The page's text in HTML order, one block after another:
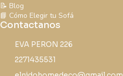
📝 Blog
📘 Cómo Elegir tu Sofá
Contactanos
EVA PERON 226
2271435531